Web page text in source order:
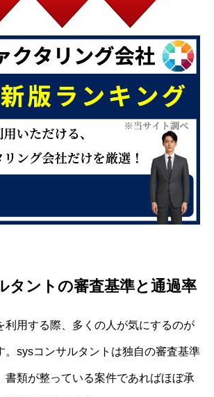
タントの審査基準と通過率
利用する際、多くの人が気にするのが
。sysコンサルタントは独自の審査基準
書類が整っている案件であればほぼ承